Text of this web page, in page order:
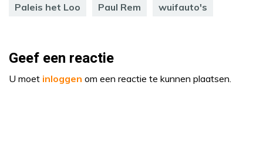
Paleis het Loo Paul Rem wuifauto's
Geef een reactie
U moet inloggen om een reactie te kunnen plaatsen.